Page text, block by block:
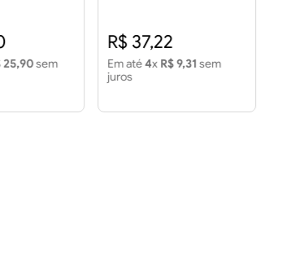
LD 2.15
25,90sem
Acetinado LC 3.43 m2
R$ 37,22
Em até4x R$ 9,31 sem
juros